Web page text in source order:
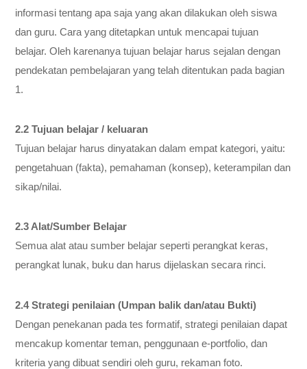
informasi tentang apa saja yang akan dilakukan oleh siswa
dan guru. Cara yang ditetapkan untuk mencapai tujuan
belajar. Oleh karenanya tujuan belajar harus sejalan dengan
pendekatan pembelajaran yang telah ditentukan pada bagian
1.
2.2 Tujuan belajar / keluaran
Tujuan belajar harus dinyatakan dalam empat kategori, yaitu:
pengetahuan (fakta), pemahaman (konsep), keterampilan dan
sikap/nilai.
2.3 Alat/Sumber Belajar
Semua alat atau sumber belajar seperti perangkat keras,
perangkat lunak, buku dan harus dijelaskan secara rinci.
2.4 Strategi penilaian (Umpan balik dan/atau Bukti)
Dengan penekanan pada tes formatif, strategi penilaian dapat
mencakup komentar teman, penggunaan e-portfolio, dan
kriteria yang dibuat sendiri oleh guru, rekaman foto.